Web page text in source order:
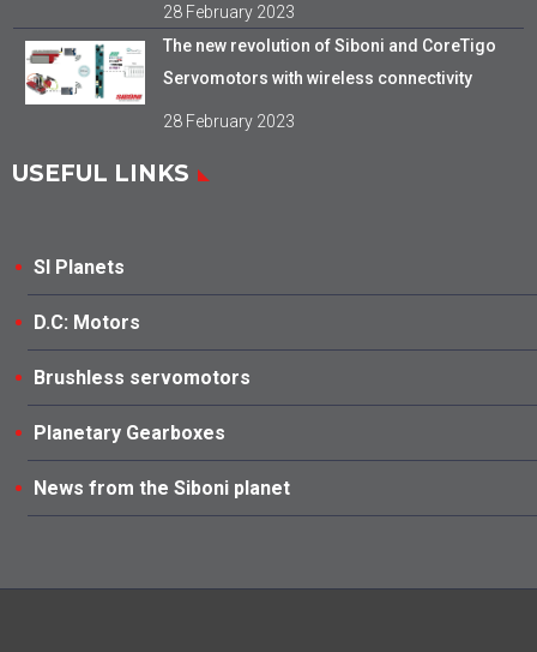
28 February 2023
The new revolution of Siboni and CoreTigo
Servomotors with wireless connectivity
28 February 2023
USEFUL LINKS
SI Planets
D.C: Motors
Brushless servomotors
Planetary Gearboxes
News from the Siboni planet